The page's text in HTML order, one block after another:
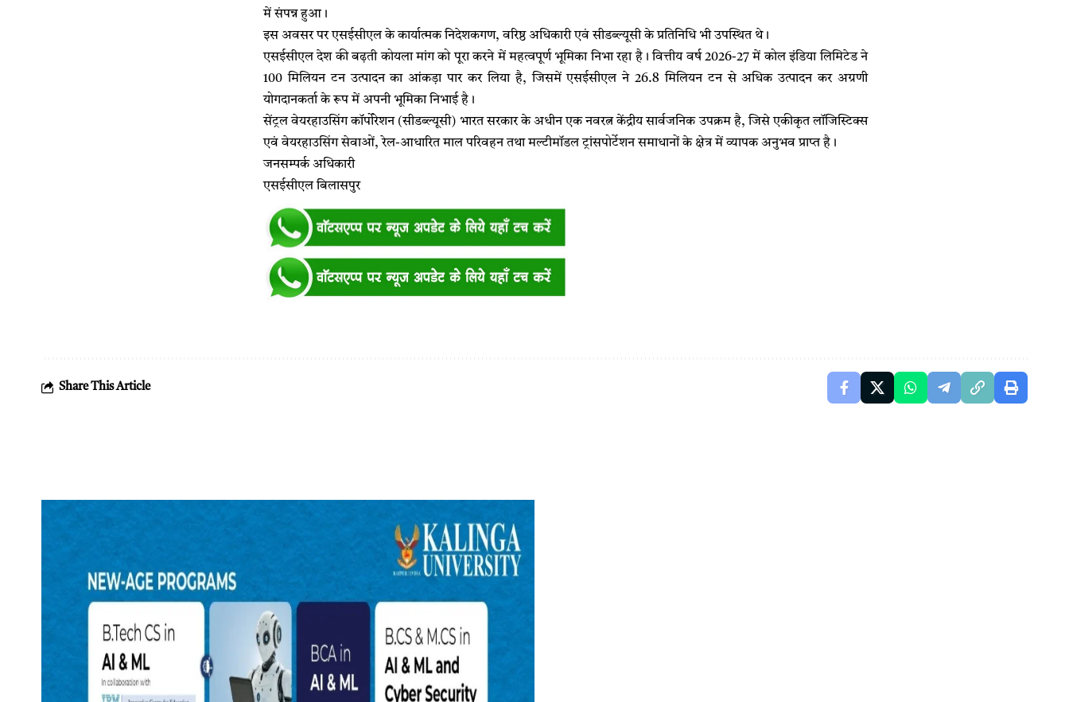
में संपन्न हुआ।
इस अवसर पर एसईसीएल के कार्यात्मक निदेशकगण, वरिष्ठ अधिकारी एवं सीडब्ल्यूसी के प्रतिनिधि भी उपस्थित थे।
एसईसीएल देश की बढ़ती कोयला मांग को पूरा करने में महत्वपूर्ण भूमिका निभा रहा है। वित्तीय वर्ष 2026-27 में कोल इंडिया लिमिटेड ने
100 मिलियन टन उत्पादन का आंकड़ा पार कर लिया है, जिसमें एसईसीएल ने 26.8 मिलियन टन से अधिक उत्पादन कर अग्रणी
योगदानकर्ता के रूप में अपनी भूमिका निभाई है।
सेंट्रल वेयरहाउसिंग कॉर्पोरेशन (सीडब्ल्यूसी) भारत सरकार के अधीन एक नवरत्न केंद्रीय सार्वजनिक उपक्रम है, जिसे एकीकृत लॉजिस्टिक्स
एवं वेयरहाउसिंग सेवाओं, रेल-आधारित माल परिवहन तथा मल्टीमॉडल ट्रांसपोर्टेशन समाधानों के क्षेत्र में व्यापक अनुभव प्राप्त है।
जनसम्पर्क अधिकारी
एसईसीएल बिलासपुर
Share This Article